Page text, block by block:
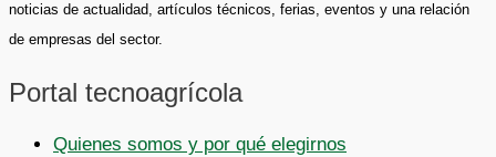
noticias de actualidad, artículos técnicos, ferias, eventos y una relación
de empresas del sector.
Portal tecnoagrícola
Quienes somos y por qué elegirnos